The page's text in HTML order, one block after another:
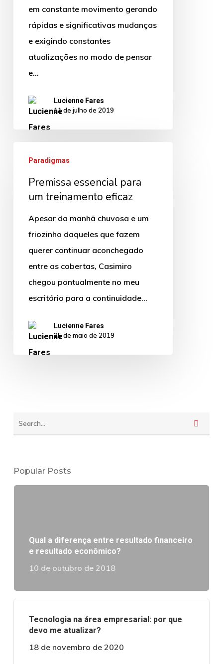
treinamentos
corporativos
em constante movimento gerando
rápidas e significativas mudanças
e exigindo constantes
atualizações no modo de pensar
e…
Lucienne Fares
11 de julho de 2019
essencial
para
Paradigmas
Premissa essencial para
um treinamento eficaz
Apesar da manhã chuvosa e um
friozinho daqueles que fazem
querer continuar aconchegado
entre as cobertas, Casimiro
chegou pontualmente no meu
escritório para a continuidade…
Lucienne Fares
25 de maio de 2019
Popular Posts
Qual a diferença entre resultado financeiro
e resultado econômico?
10 de outubro de 2018
Tecnologia na área empresarial: por que
devo me atualizar?
18 de novembro de 2020